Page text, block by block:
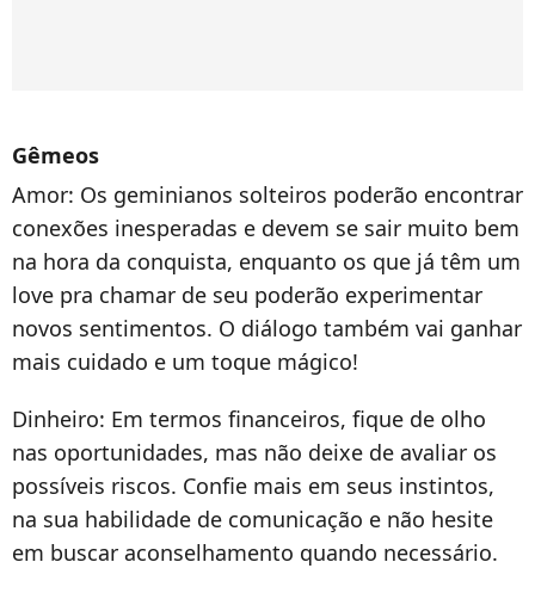
Gêmeos
Amor: Os geminianos solteiros poderão encontrar
conexões inesperadas e devem se sair muito bem
na hora da conquista, enquanto os que já têm um
love pra chamar de seu poderão experimentar
novos sentimentos. O diálogo também vai ganhar
mais cuidado e um toque mágico!
Dinheiro: Em termos financeiros, fique de olho
nas oportunidades, mas não deixe de avaliar os
possíveis riscos. Confie mais em seus instintos,
na sua habilidade de comunicação e não hesite
em buscar aconselhamento quando necessário.